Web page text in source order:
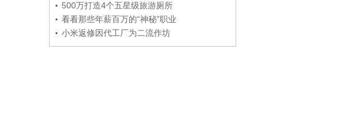
500万打造4个五星级旅游厕所
看看那些年薪百万的“神秘”职业
小米返修因代工厂为二流作坊